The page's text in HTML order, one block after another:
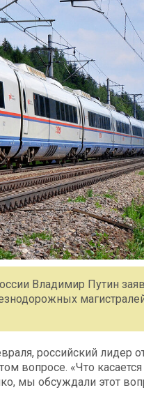
Владимир Путин
российский лидер
вопросе. «Что
мы обсуждали этот